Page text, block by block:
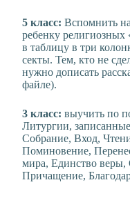
5 класс: Вспомнить
ребенку религиозных
в таблицу в три
секты. Тем, кто не
нужно дописать
файле).
3 класс: выучить по
Литургии,
Собрание, Вход,
Поминовение,
мира, Единство
Причащение,